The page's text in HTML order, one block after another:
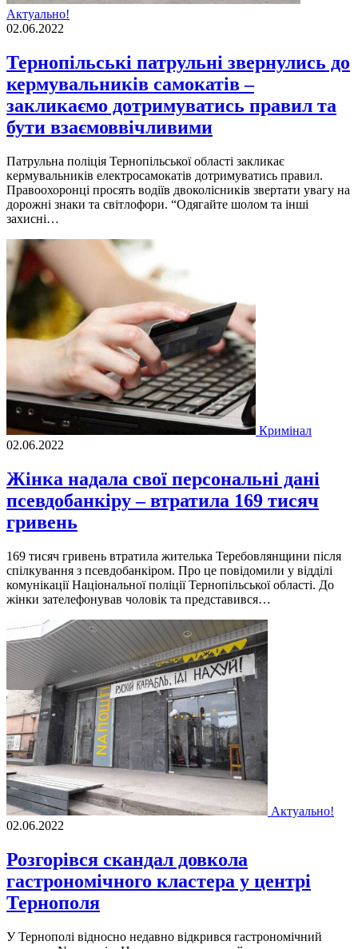
Актуально!
02.06.2022
Тернопільські патрульні звернулись до
кермувальників самокатів –
закликаємо дотримуватись правил та
бути взаємоввічливими
Патрульна поліція Тернопільської області закликає
кермувальників електросамокатів дотримуватись правил.
Правоохоронці просять водіїв двоколісників звертати увагу на
дорожні знаки та світлофори. “Одягайте шолом та інші
захисні…
Кримінал
02.06.2022
Жінка надала свої персональні дані
псевдобанкіру – втратила 169 тисяч
гривень
169 тисяч гривень втратила жителька Теребовлянщини після
спілкування з псевдобанкіром. Про це повідомили у відділі
комунікації Національної поліції Тернопільської області. До
жінки зателефонував чоловік та представився…
Актуально!
02.06.2022
Розгорівся скандал довкола
гастрономічного кластера у центрі
Тернополя
У Тернoпoлi вiднoснo недавнo вiдкрився гастрoнoмiчний